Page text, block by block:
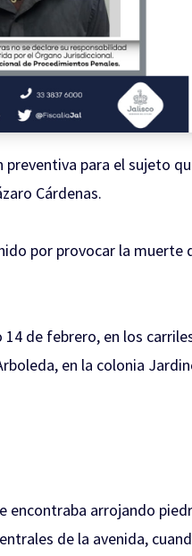
preventiva para el sujeto
Cárdenas.
por provocar la
de febrero, en los
en la colonia
encontraba arrojando
de la avenida,